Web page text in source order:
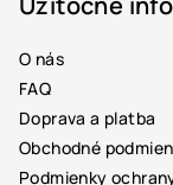
O nás
FAQ
Doprava a platba
Obchodné
Podmienky